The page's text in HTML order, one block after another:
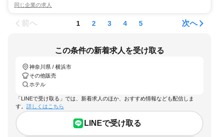
同じ企業の求人
前へ 1 2 3 4 5 次へ
この条件の新着求人を受け取る
神奈川県 / 横浜市
その他販売
ホテル
「LINEで受け取る」では、新着求人のほか、おすすめ情報なども配信しま
す。 詳しくはこちら
LINEで受け取る